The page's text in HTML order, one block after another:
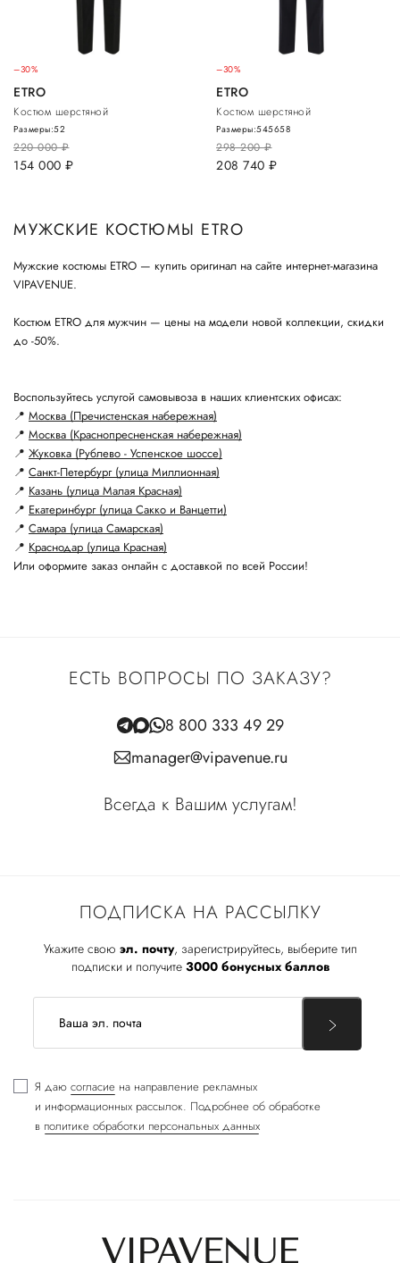
–30%
ETRO
Костюм шерстяной
220 000руб.
154 000 руб.
Размеры:52
–30%
ETRO
Костюм шерстяной
298 200руб.
208 740 руб.
Размеры:545658
МУЖСКИЕ КОСТЮМЫ ETRO
Мужские костюмы ETRO — купить оригинал на сайте интернет-магазина
VIPAVENUE.
Костюм ETRO для мужчин — цены на модели новой коллекции, скидки
до -50%.
Воспользуйтесь услугой самовывоза в наших клиентских офисах:
📍 Москва (Пречистенская набережная)
📍 Москва (Краснопресненская набережная)
📍 Жуковка (Рублево - Успенское шоссе)
📍 Санкт-Петербург (улица Миллионная)
📍 Казань (улица Малая Красная)
📍 Екатеринбург (улица Сакко и Ванцетти)
📍 Самара (улица Самарская)
📍 Краснодар (улица Красная)
Или оформите заказ онлайн с доставкой по всей России!
ПОДПИСКА НА РАССЫЛКУ
Укажите свою эл. почту, зарегистрируйтесь, выберите тип
подписки и получите 3000 бонусных баллов
Я даю согласие на направление рекламных
и информационных рассылок. Подробнее об обработке
в политике обработки персональных данных
ЕСТЬ ВОПРОСЫ ПО ЗАКАЗУ?
8 800 333 49 29
manager@vipavenue.ru
Всегда к Вашим услугам!